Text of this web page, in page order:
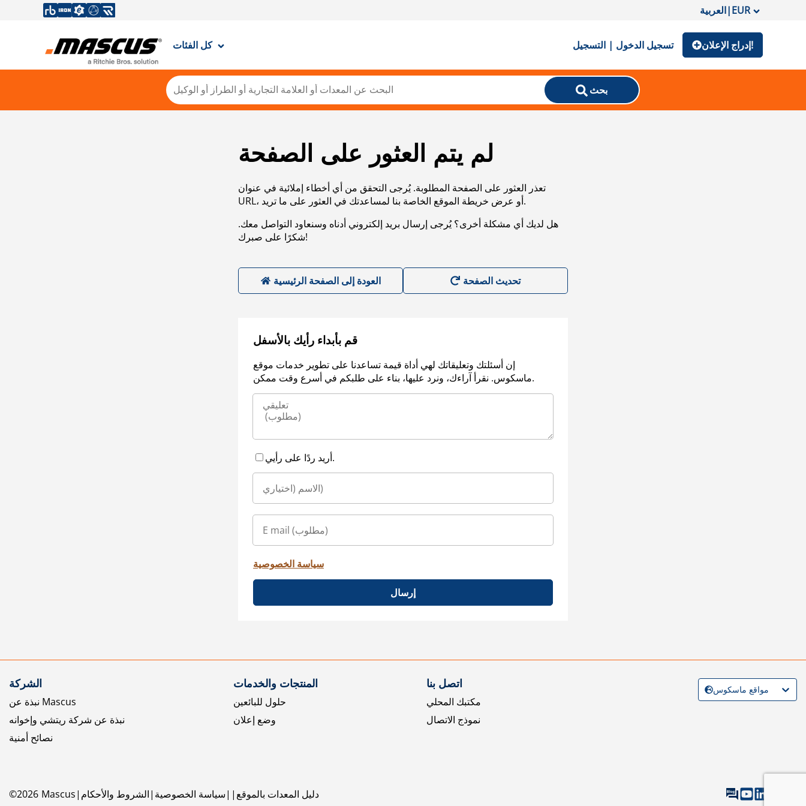
العربية|EUR
كل الفئات تسجيل الدخول | التسجيل إدراج الإعلان!
بحث
لم يتم العثور على الصفحة
تعذر العثور على الصفحة المطلوبة. يُرجى التحقق من أي أخطاء إملائية في عنوان
URL، أو عرض خريطة الموقع الخاصة بنا لمساعدتك في العثور على ما تريد.
هل لديك أي مشكلة أخرى؟ يُرجى إرسال بريد إلكتروني أدناه وسنعاود التواصل معك.
شكرًا على صبرك!
العودة إلى الصفحة الرئيسية
قم بأبداء رأيك بالأسفل
إن أسئلتك وتعليقاتك لهي أداة قيمة تساعدنا على تطوير خدمات موقع
ماسكوس. نقرأ آراءك، ونرد عليها، بناء على طلبكم في أسرع وقت ممكن.
أريد ردًا على رأيي.
سياسة الخصوصية
إرسال
الشركة
نبذة عن Mascus
نبذة عن شركة ريتشي وإخوانه
نصائح أمنية
المنتجات والخدمات
حلول للبائعين
وضع إعلان
اتصل بنا
مكتبك المحلي
نموذج الاتصال
©2026 Mascus الشروط والأحكام سياسة الخصوصية دليل المعدات بالموقع
مواقع ماسكوس